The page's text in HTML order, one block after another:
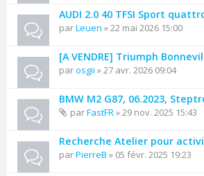
AUDI 2.0 40 TFSI Sport
parLeuen » 22 mai 2026 15:00
[A VENDRE] Triumph
parosgii » 27 avr. 2026 09:04
BMW M2 G87, 06.2023,
parFastFR» 29 nov. 2025 15:43
Recherche Atelier pour
parPierreB » 05 févr. 2025 19:23